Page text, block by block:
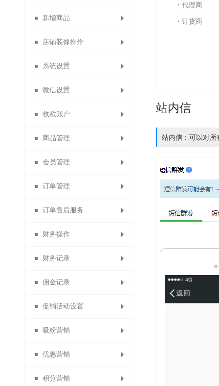
店铺导航
店铺主页
会员主页
分销说明
商品列表导航
自定义通用模块
商品详情页
商品限购提示页
新增商品
商品分类
自定义类目
发布商品
商品分组
店铺装修操作
主页装修
模块装修
系统设置
货到付款
店铺信息
功能名称设置
提现设置
云账户设置
找人代付
线下付款
货到付款
自动确认收货设置
自动取消订单
浮动公告设置
服务承诺
修改密码
微信设置
消息设置
微信设置
消息设置
模板消息
自定义菜单
素材库管理
首次关注
自动回复
信息托管
客服功能
一键关注
开通指引
收款账户
合利宝分账
微信收款账号
支付宝收款账号
paypal收款账号
京东支付
贝宝收款账号
银联支付收款账号
快钱
易宝收款账号
开联通
代收款结算平台
商品管理
出售中的商品
仓库中的商品
已售罄的商品
批量修改商品
警戒商品
会员管理
会员列表
会员设置
会员等级
会员卡
会员权益
会员分组
会员导出
备份会员导入
批量修改会员
订单管理
所有订单
虚拟库存订单
删除日志
批量发货
订单售后服务
退换货审核
商品评价
退货理由
付款查询
退换货设置
财务操作
代理商业绩奖励
提现申请管理
佣金转余额申请列表
线下充值管理
分账审核
代理商推荐奖
财务记录
供应商提现记录
提现记录
驳回记录
分账记录
红包记录
佣金记录
分销商佣金
代理商佣金
订货商佣金
门店佣金
促销活动设置
限时秒杀
限时打折
拼团活动
吸粉营销
投票管理
拍卖活动
优惠营销
优惠券管理
积分营销
代理商
订货商
站内信
站内信：可以对所